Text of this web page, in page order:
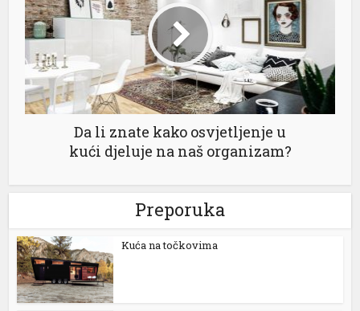
Da li znate kako osvjetljenje u
kući djeluje na naš organizam?
Preporuka
Kuća na točkovima